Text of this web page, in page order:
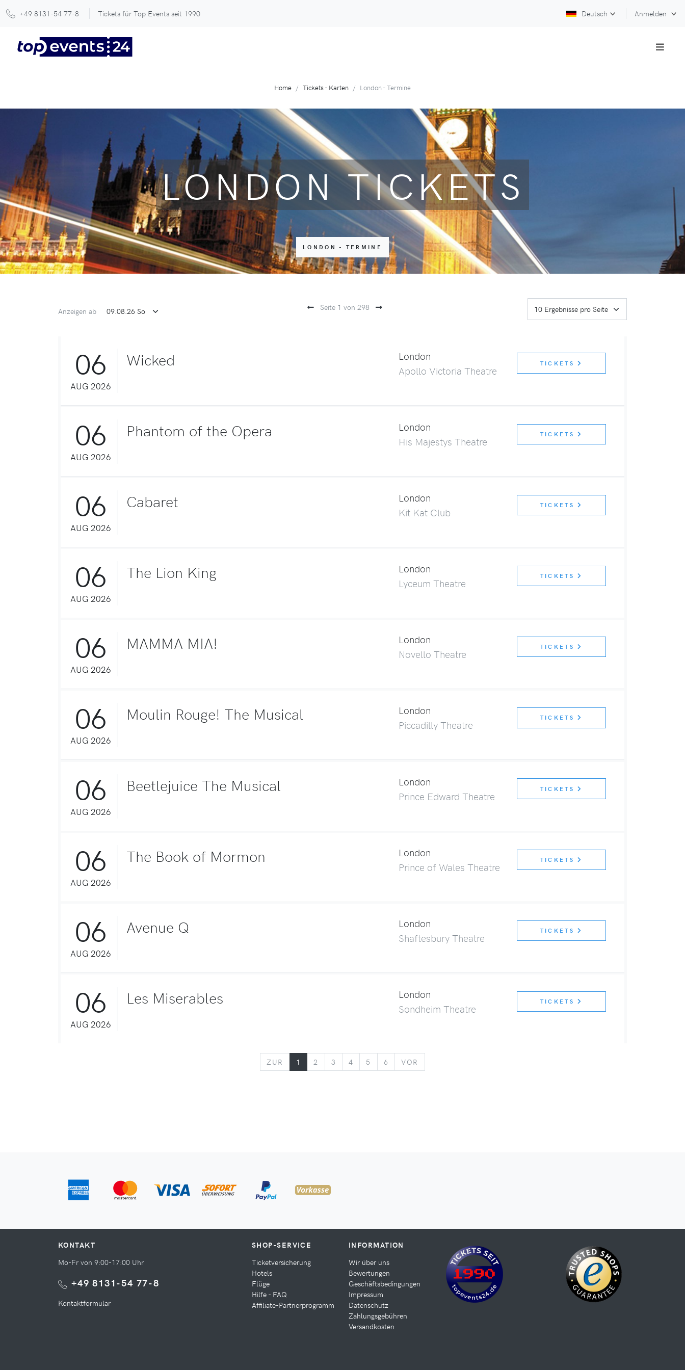
+49 8131-54 77-8 Tickets für Top Events seit 1990 Deutsch Anmelden
Home Tickets - Karten London - Termine
LONDON TICKETS
LONDON - TERMINE
Anzeigen ab Seite 1 von 298
06
AUG 2026
Wicked
London
Apollo Victoria Theatre
TICKETS
06
AUG 2026
Phantom of the Opera
London
His Majestys Theatre
TICKETS
06
AUG 2026
Cabaret
London
Kit Kat Club
TICKETS
06
AUG 2026
The Lion King
London
Lyceum Theatre
TICKETS
06
AUG 2026
MAMMA MIA!
London
Novello Theatre
TICKETS
06
AUG 2026
Moulin Rouge! The Musical
London
Piccadilly Theatre
TICKETS
06
AUG 2026
Beetlejuice The Musical
London
Prince Edward Theatre
TICKETS
06
AUG 2026
The Book of Mormon
London
Prince of Wales Theatre
TICKETS
06
AUG 2026
Avenue Q
London
Shaftesbury Theatre
TICKETS
06
AUG 2026
Les Miserables
London
Sondheim Theatre
TICKETS
ZUR ZURÜCK
1 2 3 4 5 6 VOR
KONTAKT
Mo-Fr von 9:00-17:00 Uhr
+49 8131-54 77-8
Kontaktformular
SHOP-SERVICE
Ticketversicherung
Hotels
Flüge
Hilfe - FAQ
Affiliate-Partnerprogramm
INFORMATION
Wir über uns
Bewertungen
Geschäftsbedingungen
Impressum
Datenschutz
Zahlungsgebühren
Versandkosten